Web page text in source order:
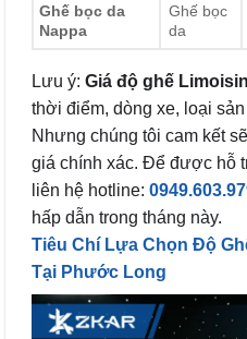
Ghế bọc da
Nappa
Ghế bọc
da
Lưu ý: Giá độ ghế
thời điểm, dòng xe, loại
Nhưng chúng tôi cam kết
giá chính xác. Để được hỗ
liên hệ hotline:
hấp dẫn trong tháng này.
Tiêu Chí Lựa Chọn Độ
Tại Phước Long